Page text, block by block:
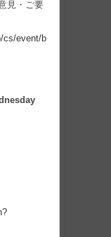
見・ご要
cs/event/b